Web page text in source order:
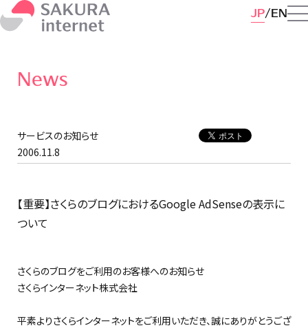
JP EN
News
サービスのお知らせ
2006.11.8
【重要】さくらのブログにおけるGoogle AdSenseの表示に
ついて
さくらのブログをご利用のお客様へのお知らせ
さくらインターネット株式会社
平素よりさくらインターネットをご利用いただき、誠にありがとうござ